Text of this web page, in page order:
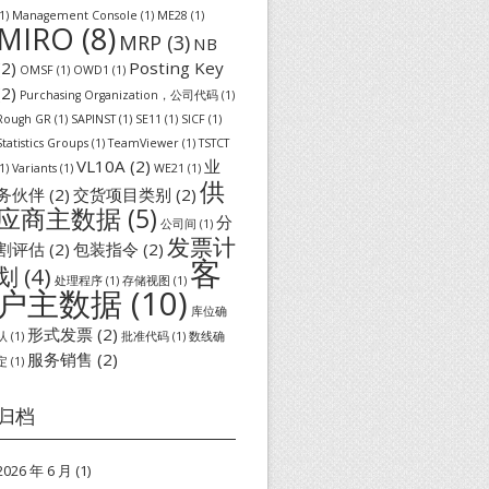
Management Console (1) ME28 (1)
(8) MRP (3) NB
OMSF (1) OWD1 (1) Posting Key
Purchasing Organization，公司代码 (1)
GR (1) SAPINST(1) SE11 (1) SICF (1)
Groups (1) TeamViewer (1) TSTCT
Variants (1) VL10A (2) WE21 (1) 业
伙伴 (2) 交货项目类别 (2) 供
商主数据 (5) 公司间 (1) 分
评估 (2) 包装指令 (2) 发票计
(4) 处理程序 (1) 存储视图 (1) 客
主数据 (10) 库位确
(1) 形式发票 (2) 批准代码 (1) 数线确
(1) 服务销售 (2)
档
年 6 月 (1)